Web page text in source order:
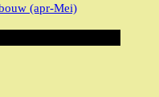
(apr-Mei)